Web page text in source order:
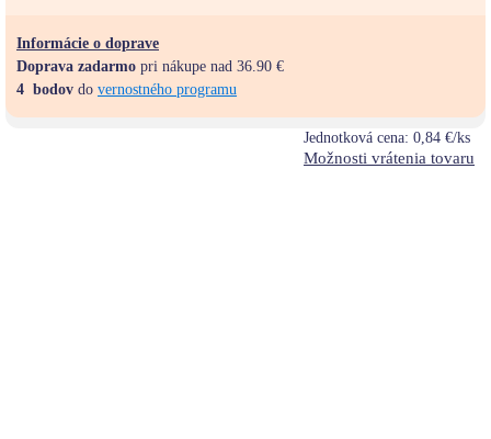
Informácie o doprave
Doprava zadarmo pri nákupe nad 36.90 €
4 bodov do vernostného programu
Jednotková cena: 0,84 €/ks
Možnosti vrátenia tovaru